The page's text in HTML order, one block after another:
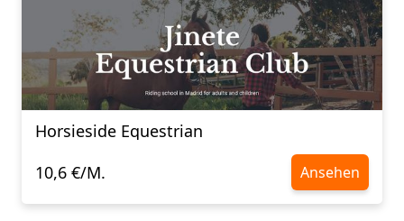
Horsieside Equestrian
10,6 €/M.
Ansehen